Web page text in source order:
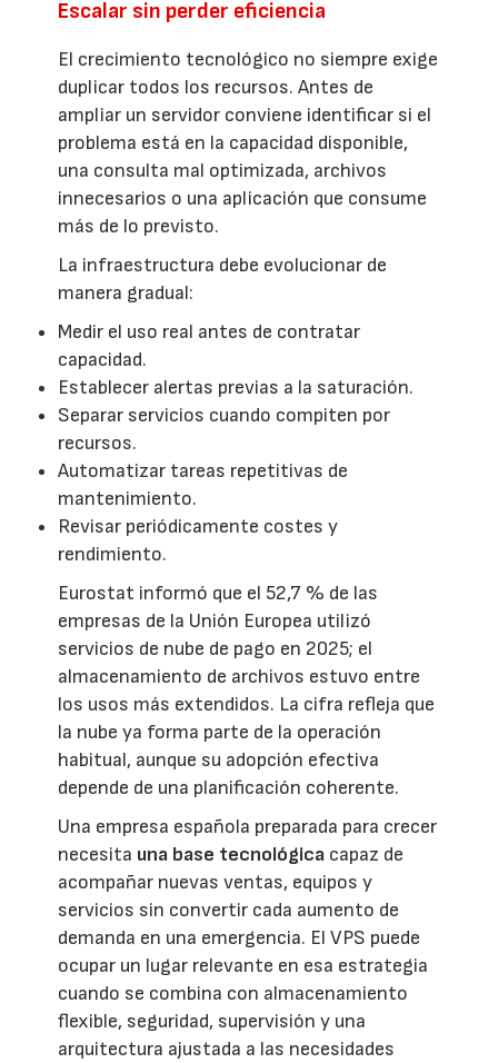
Escalar sin perder eficiencia
El crecimiento tecnológico no siempre exige
duplicar todos los recursos. Antes de
ampliar un servidor conviene identificar si el
problema está en la capacidad disponible,
una consulta mal optimizada, archivos
innecesarios o una aplicación que consume
más de lo previsto.
La infraestructura debe evolucionar de
manera gradual:
Medir el uso real antes de contratar
capacidad.
Establecer alertas previas a la saturación.
Separar servicios cuando compiten por
recursos.
Automatizar tareas repetitivas de
mantenimiento.
Revisar periódicamente costes y
rendimiento.
Eurostat informó que el 52,7 % de las
empresas de la Unión Europea utilizó
servicios de nube de pago en 2025; el
almacenamiento de archivos estuvo entre
los usos más extendidos. La cifra refleja que
la nube ya forma parte de la operación
habitual, aunque su adopción efectiva
depende de una planificación coherente.
Una empresa española preparada para crecer
necesita una base tecnológica capaz de
acompañar nuevas ventas, equipos y
servicios sin convertir cada aumento de
demanda en una emergencia. El VPS puede
ocupar un lugar relevante en esa estrategia
cuando se combina con almacenamiento
flexible, seguridad, supervisión y una
arquitectura ajustada a las necesidades